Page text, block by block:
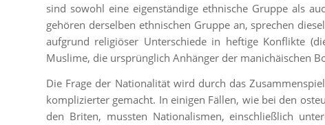
sind sowohl eine eigenständige ethnische Gruppe als
gehören derselben ethnischen Gruppe an, sprechen
aufgrund religiöser Unterschiede in heftige Konflikte
Muslime, die ursprünglich Anhänger der manichäischen
Die Frage der Nationalität wird durch das
komplizierter gemacht. In einigen Fällen, wie bei den
den Briten, mussten Nationalismen, einschließlich